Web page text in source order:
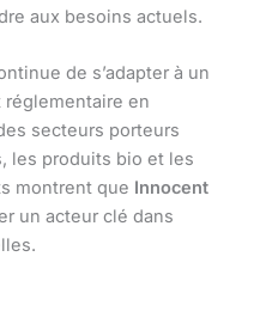
aux besoins actuels.
de s’adapter à un
en
secteurs porteurs
les produits bio et les
montrent que Innocent
un acteur clé dans